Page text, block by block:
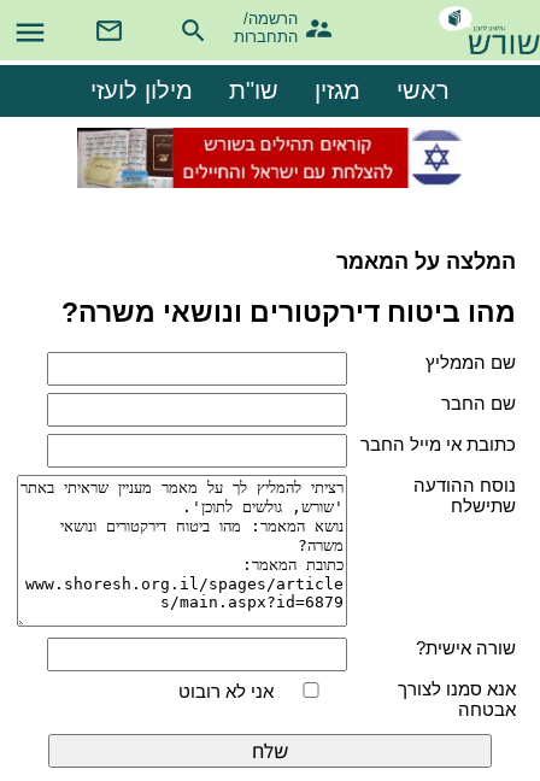

הרשמה/
התחברות
ראשי מגזין שו"ת מילון לועזי
המלצה על המאמר
מהו ביטוח דירקטורים ונושאי משרה?
שם הממליץ
שם החבר
כתובת אי מייל החבר
נוסח ההודעה
שתישלח
שורה אישית?
אנא סמנו לצורך
אבטחה
אני לא רובוט